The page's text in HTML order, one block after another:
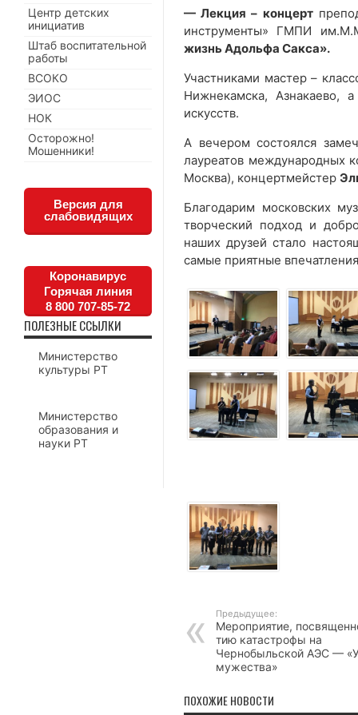
— Лекция – концерт
инструменты» ГМПИ
жизнь Адольфа Сакса».
Участниками мастер –
Нижнекамска, Азнакаево,
искусств.
А вечером состоялся
лауреатов международных
Москва), концертмейстер
Благодарим московских
творческий подход и
наших друзей стало
самые приятные
Предыдущее:
Мероприятие,
тию катастрофы на
Чернобыльской АЭС —
мужества»
ПОХОЖИЕ НОВОСТИ
Центр детских
инициатив
Штаб воспитательной
работы
ВСОКО
ЭИОС
НОК
Осторожно!
Мошенники!
Версия для
слабовидящих
Коронавирус
Горячая линия
8 800 707-85-72
ПОЛЕЗНЫЕ ССЫЛКИ
Министерство
культуры РТ
Министерство
образования и
науки РТ